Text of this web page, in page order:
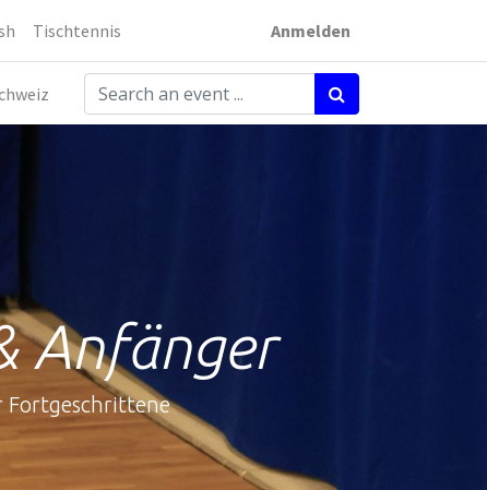
Tischtennis Anmelden
Anfänger
Fortgeschrittene